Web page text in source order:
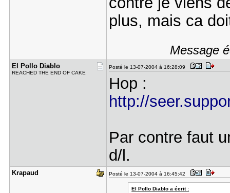
plus, mais ca
Message
El Pollo D​iablo
REACHED THE END OF CAKE
Posté le 13-07-2004 à 16:28:09
Hop :
http://
Par contre faut
d/l.
Krapaud Posté le 13-07-2004 à 16:45:42
El Pollo Diablo a écrit :